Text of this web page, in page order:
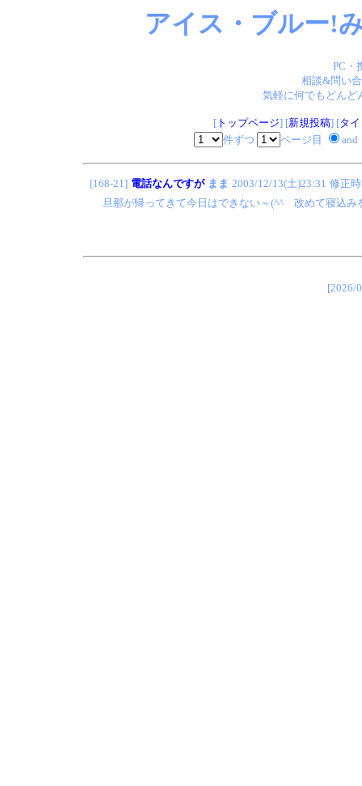
アイス・ブルー!
PC・
相談&問い
気軽に何でもどん
[トップページ] [新規投稿] [タ
件ずつ
ページ目 and
[168-21] 電話なんですが まま 2003/12/13(土)23:31 修正
旦那が帰ってきて今日はできない～(^^ゞ改めて寝込み
[2026/